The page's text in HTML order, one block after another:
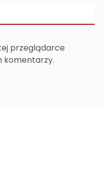
przeglądarce
komentarzy.